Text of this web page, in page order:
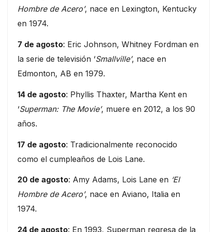
Hombre de Acero’, nace en Lexington, Kentucky
en 1974.
7 de agosto: Eric Johnson, Whitney Fordman en
la serie de televisión ‘Smallville’, nace en
Edmonton, AB en 1979.
14 de agosto: Phyllis Thaxter, Martha Kent en
‘Superman: The Movie’, muere en 2012, a los 90
años.
17 de agosto: Tradicionalmente reconocido
como el cumpleaños de Lois Lane.
20 de agosto: Amy Adams, Lois Lane en ‘El
Hombre de Acero’, nace en Aviano, Italia en
1974.
24 de agosto: En 1993, Superman regresa de la